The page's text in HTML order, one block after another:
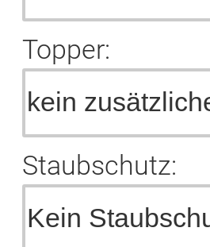
Topper:
Staubschutz: